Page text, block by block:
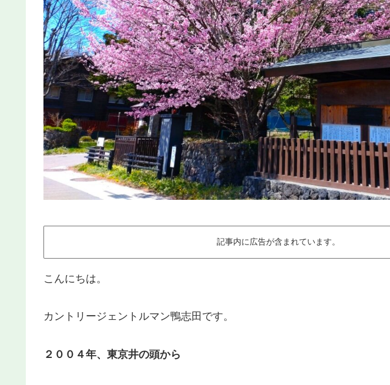
記事内に広告が含まれています。
こんにちは。
カントリージェントルマン鴨志田です。
２００４年、東京井の頭から